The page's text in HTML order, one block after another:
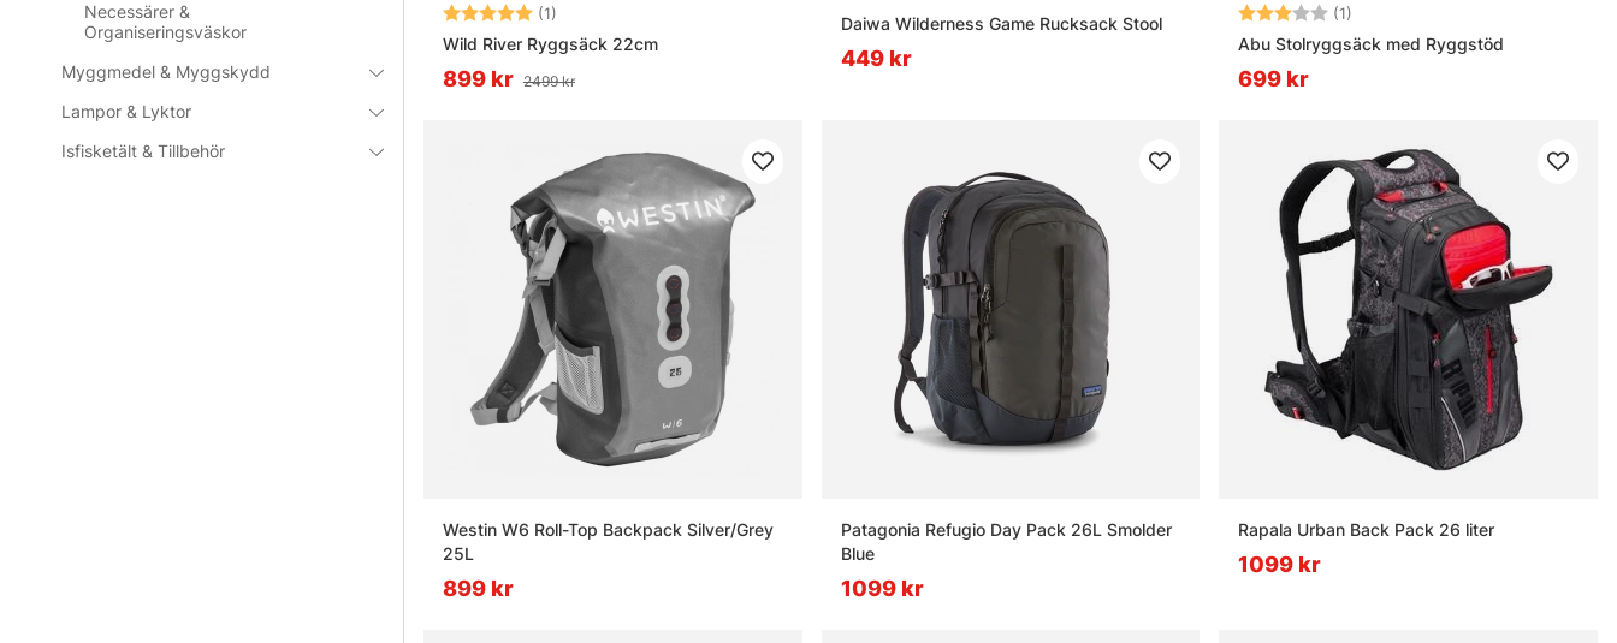
Necessärer &
Organiseringsväskor
Myggmedel & Myggskydd
Lampor & Lyktor
Isfisketält & Tillbehör
Betyg: (1)
Wild River Ryggsäck 22cm
899 kr 2499 kr
Daiwa Wilderness Game Rucksack Stool
449 kr
Betyg: (1)
Abu Stolryggsäck med Ryggstöd
699 kr
Westin W6 Roll-Top Backpack Silver/Grey
25L
899 kr
Patagonia Refugio Day Pack 26L Smolder
Blue
1099 kr
Rapala Urban Back Pack 26 liter
1099 kr